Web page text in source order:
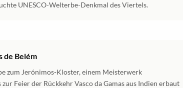
UNESCO-Welterbe-Denkmal des Viertels.
de Belém
zum Jerónimos-Kloster, einem Meisterwerk
Feier der Rückkehr Vasco da Gamas aus Indien erbaut